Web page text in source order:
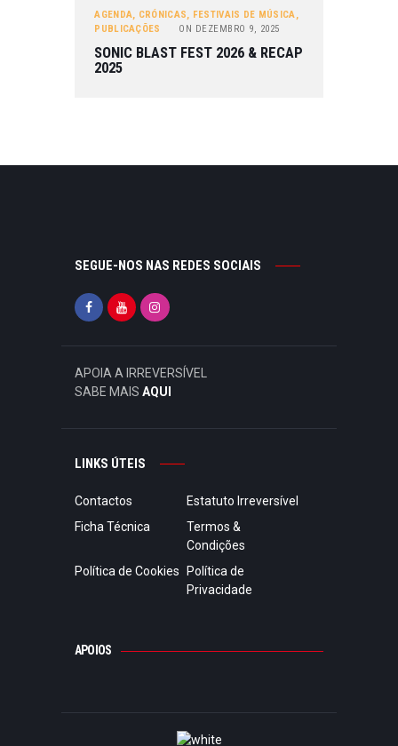
AGENDA, CRÓNICAS, FESTIVAIS DE MÚSICA,
PUBLICAÇÕES
ON DEZEMBRO 9, 2025
SONIC BLAST FEST 2026 & RECAP
2025
SEGUE-NOS NAS REDES SOCIAIS
APOIA A IRREVERSÍVEL
SABE MAIS AQUI
LINKS ÚTEIS
Contactos
Estatuto Irreversível
Ficha Técnica
Termos &
Condições
Política de Cookies
Política de
Privacidade
APOIOS